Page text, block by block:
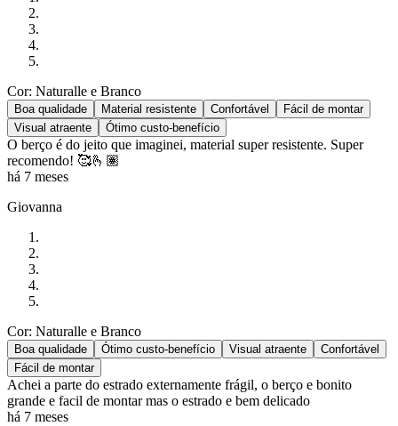
Cor: Naturalle e Branco
Boa qualidade Material resistente Confortável
Fácil de montar
Visual atraente
Ótimo custo-benefício
O berço é do jeito que imaginei, material super resistente. Super
recomendo! 🥰🫰🏽
há 7 meses
Giovanna
Cor: Naturalle e Branco
Boa qualidade Ótimo custo-benefício Visual atraente
Confortável
Fácil de montar
Achei a parte do estrado externamente frágil, o berço e bonito
grande e facil de montar mas o estrado e bem delicado
há 7 meses